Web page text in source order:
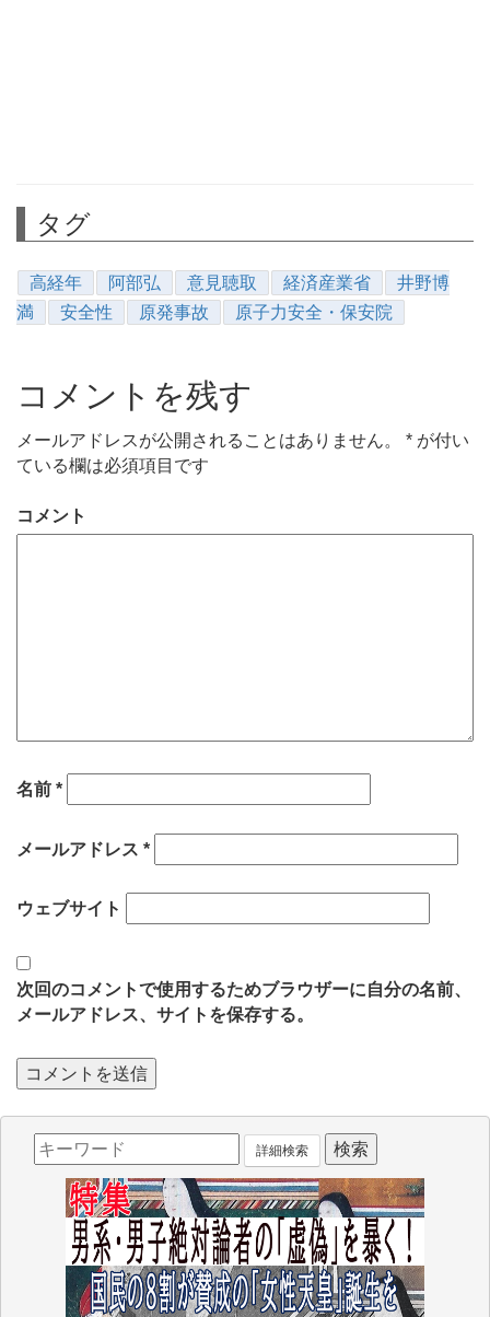
タグ
高経年 阿部弘 意見聴取 経済産業省
井野博
満
安全性 原発事故 原子力安全・保安院
コメントを残す
メールアドレスが公開されることはありません。 * が付い
ている欄は必須項目です
コメント
名前 *
メールアドレス *
ウェブサイト
次回のコメントで使用するためブラウザーに自分の名前、
メールアドレス、サイトを保存する。
詳細検索